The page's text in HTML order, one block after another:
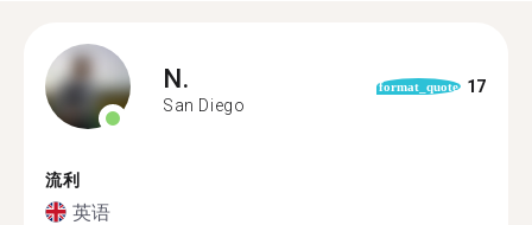
N.
San Diego
format_quote 17
流利
英语